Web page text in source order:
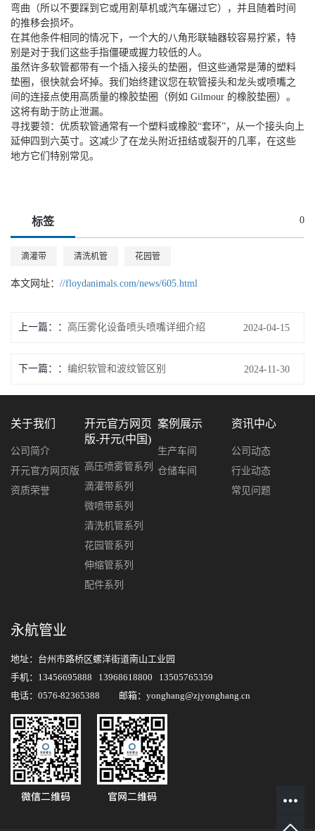
弯曲（所以不要踩到它或用割草机或汽车碾过它），并且随着时间
的推移会损坏。
在其他条件相同的情况下，一个大的八角形联轴器较容易拧紧，特
别是对于我们这些手指僵硬或握力较低的人。
虽然许多软管都带有一个插入接头的垫圈，但这些通常是薄的塑料
垫圈，很快就会坏掉。我们始终建议您在软管接头和龙头或喷嘴之
间的连接点使用高质量的橡胶垫圈（例如 Gilmour 的橡胶垫圈）。
这将有助于防止泄漏。
寻找要领：优质软管通常有一个塑料或橡胶“套环”，从一个接头向上
延伸四到六英寸。这减少了在龙头附近扭结或裂开的几率，在这些
地方它们特别常见。
标签 0
滴灌带 清洗机管 花园管
本文网址： //floydanimals.com/news/605.html
上一篇： 高压雾化设备喷头喷嘴详细介绍 2024-04-15
下一篇： 编织软管和波纹管区别 2024-11-30
关于我们
公司简介
开元官方网页版
资质荣誉
开元官方网页
版-开元(中国)
高压喷雾管系列
滴灌带系列
微喷带系列
清洗机管系列
花园管系列
伸缩管系列
配件系列
案例展示
生产车间
仓储车间
资讯中心
公司动态
行业动态
常见问题
永航管业
地址：台州市路桥区螺洋街道南山工业园
手机：13456695888 13968618800 13505765359
电话：0576-82365388 邮箱：yonghang@zjyonghang.cn